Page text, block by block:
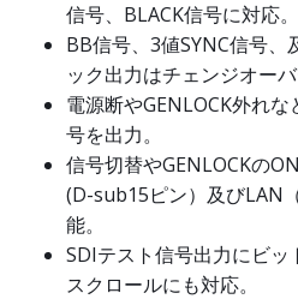
信号、BLACK信号に対応。
BB信号、3値SYNC信号、
ック出力はチェンジオーバ
電源断やGENLOCK外れ
号を出力。
信号切替やGENLOCKの
(D-sub15ピン）及びLAN
能。
SDIテスト信号出力にビッ
スクロールにも対応。